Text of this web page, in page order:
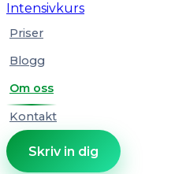
Intensivkurs
Priser
Blogg
Om oss
Kontakt
Skriv in dig